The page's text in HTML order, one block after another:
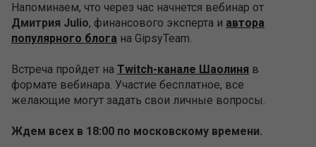
Напоминаем, что через час начнется вебинар от
Дмитрия Julio, финансового эксперта и автора
популярного блога на GipsyTeam.
Встреча пройдет на Twitch-канале Шаолиня в
формате вебинара. Участие бесплатное, все
желающие могут задать свои личные вопросы.
Ждем всех в 18:00 по московскому времени.